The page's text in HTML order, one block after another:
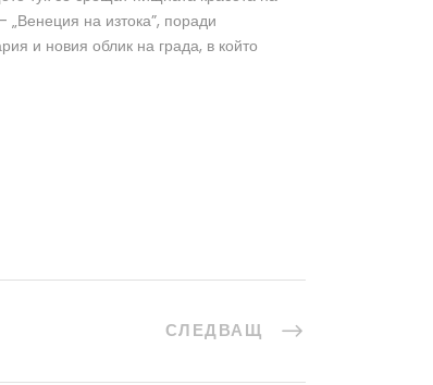
на изтока”, поради
и новия облик на града, в който
СЛЕДВАЩ